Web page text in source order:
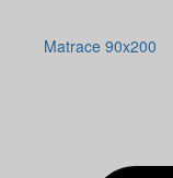
Matrace 90x200